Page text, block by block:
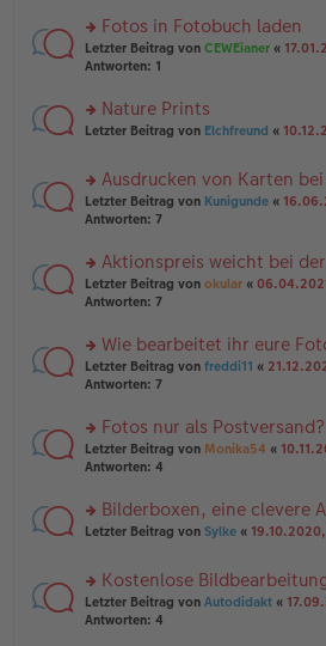
tr
a
g
e
n
er
tr
a
n
g
el
e
n
ei
tr
a
rs
te
n
g
es
e
n
er
ei
tr
a
Fotos in Fotobuch laden
Letzter Beitrag von CEWEianer «
Antworten: 1
rs
u
n
g
es
e
n
er
ei
tr
a
Nature Prints
Letzter Beitrag von Elchfreund «
rs
te
n
g
el
e
n
er
tr
a
g
Ausdrucken von Karten
Letzter Beitrag von Kunigunde «
Antworten: 7
rs
te
n
g
el
e
n
er
tr
a
Aktionspreis weicht bei
Letzter Beitrag von okular «
Antworten: 7
rs
te
n
g
el
e
n
ei
tr
a
Wie bearbeitet ihr eure
Letzter Beitrag von freddi11 «
Antworten: 7
rs
te
n
g
es
e
n
er
Fotos nur als Postversand?
Letzter Beitrag von Monika54 «
Antworten: 4
rs
u
n
g
Bilderboxen, eine clevere
Letzter Beitrag von Sylke «
rs
te
Kostenlose
Letzter Beitrag von Autodidakt «
Antworten: 4